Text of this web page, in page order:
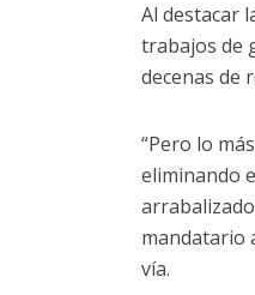
Al destacar
trabajos de
decenas de
“Pero lo
eliminando
mandatario
vía.